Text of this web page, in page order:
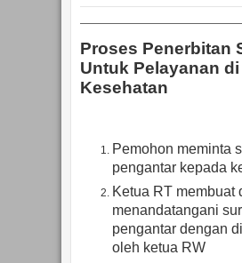
Proses Penerbitan
Untuk Pelayanan
Kesehatan
Pemohon meminta
pengantar kepada
Ketua RT membuat
menandatangani
pengantar dengan
oleh ketua RW